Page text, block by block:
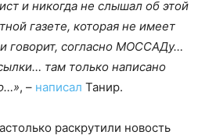
и никогда не слышал об этой
газете, которая не имеет
говорит, согласно МОССАДу…
там только написано
, – написал Танир.
раскрутили новость